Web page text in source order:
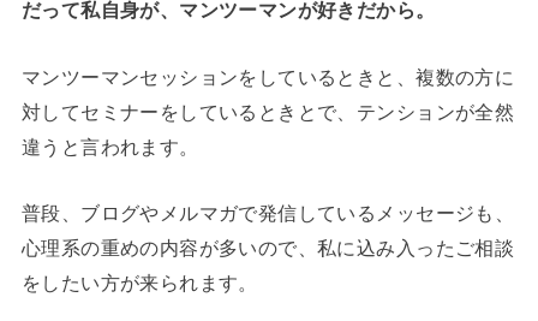
だって私自身が、マンツーマンが好きだから。
マンツーマンセッションをしているときと、複数の方に
対してセミナーをしているときとで、テンションが全然
違うと言われます。
普段、ブログやメルマガで発信しているメッセージも、
心理系の重めの内容が多いので、私に込み入ったご相談
をしたい方が来られます。